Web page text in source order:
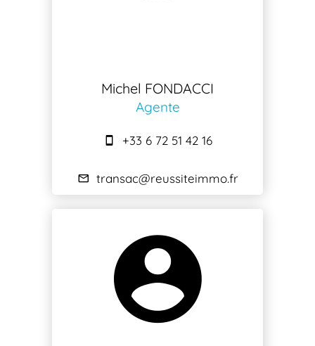
Michel FONDACCI
Agente
+33 6 72 51 42 16
transac@reussiteimmo.fr